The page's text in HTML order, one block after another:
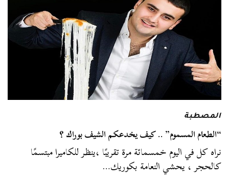
المصطبة
“الطعام المسموم” .. كيف يخدعكم الشيف بوراك ؟
نراه كل في اليوم خمسمائة مرة تقريبًا ،ينظر للكاميرا مبتسمًا
كالحجر ، يحشي النعامة بكوريك…